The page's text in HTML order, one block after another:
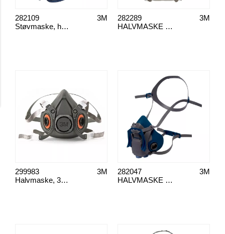
Støvmaske, halvmaske, 3M 4255
3M
282109
HALVMASKE 3M 6200 M
3M
282289
Halvmaske, 3M 6300 L
3M
299983
HALVMASKE 3M 6502QL MEDIUM
3M
282047